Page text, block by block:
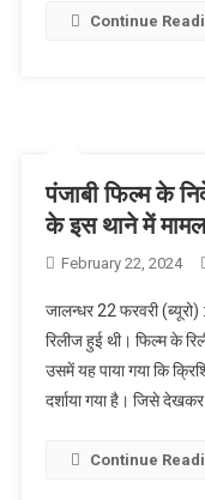
Continue
पंजाबी फिल्म के
के इस थाने में
February 22, 2024
जालन्धर 22 फरवरी (ब्यूरो)
रिलीज हुई थी। फिल्म के
उसमें यह पाया गया कि
दर्शाया गया है। जिसे
Continue